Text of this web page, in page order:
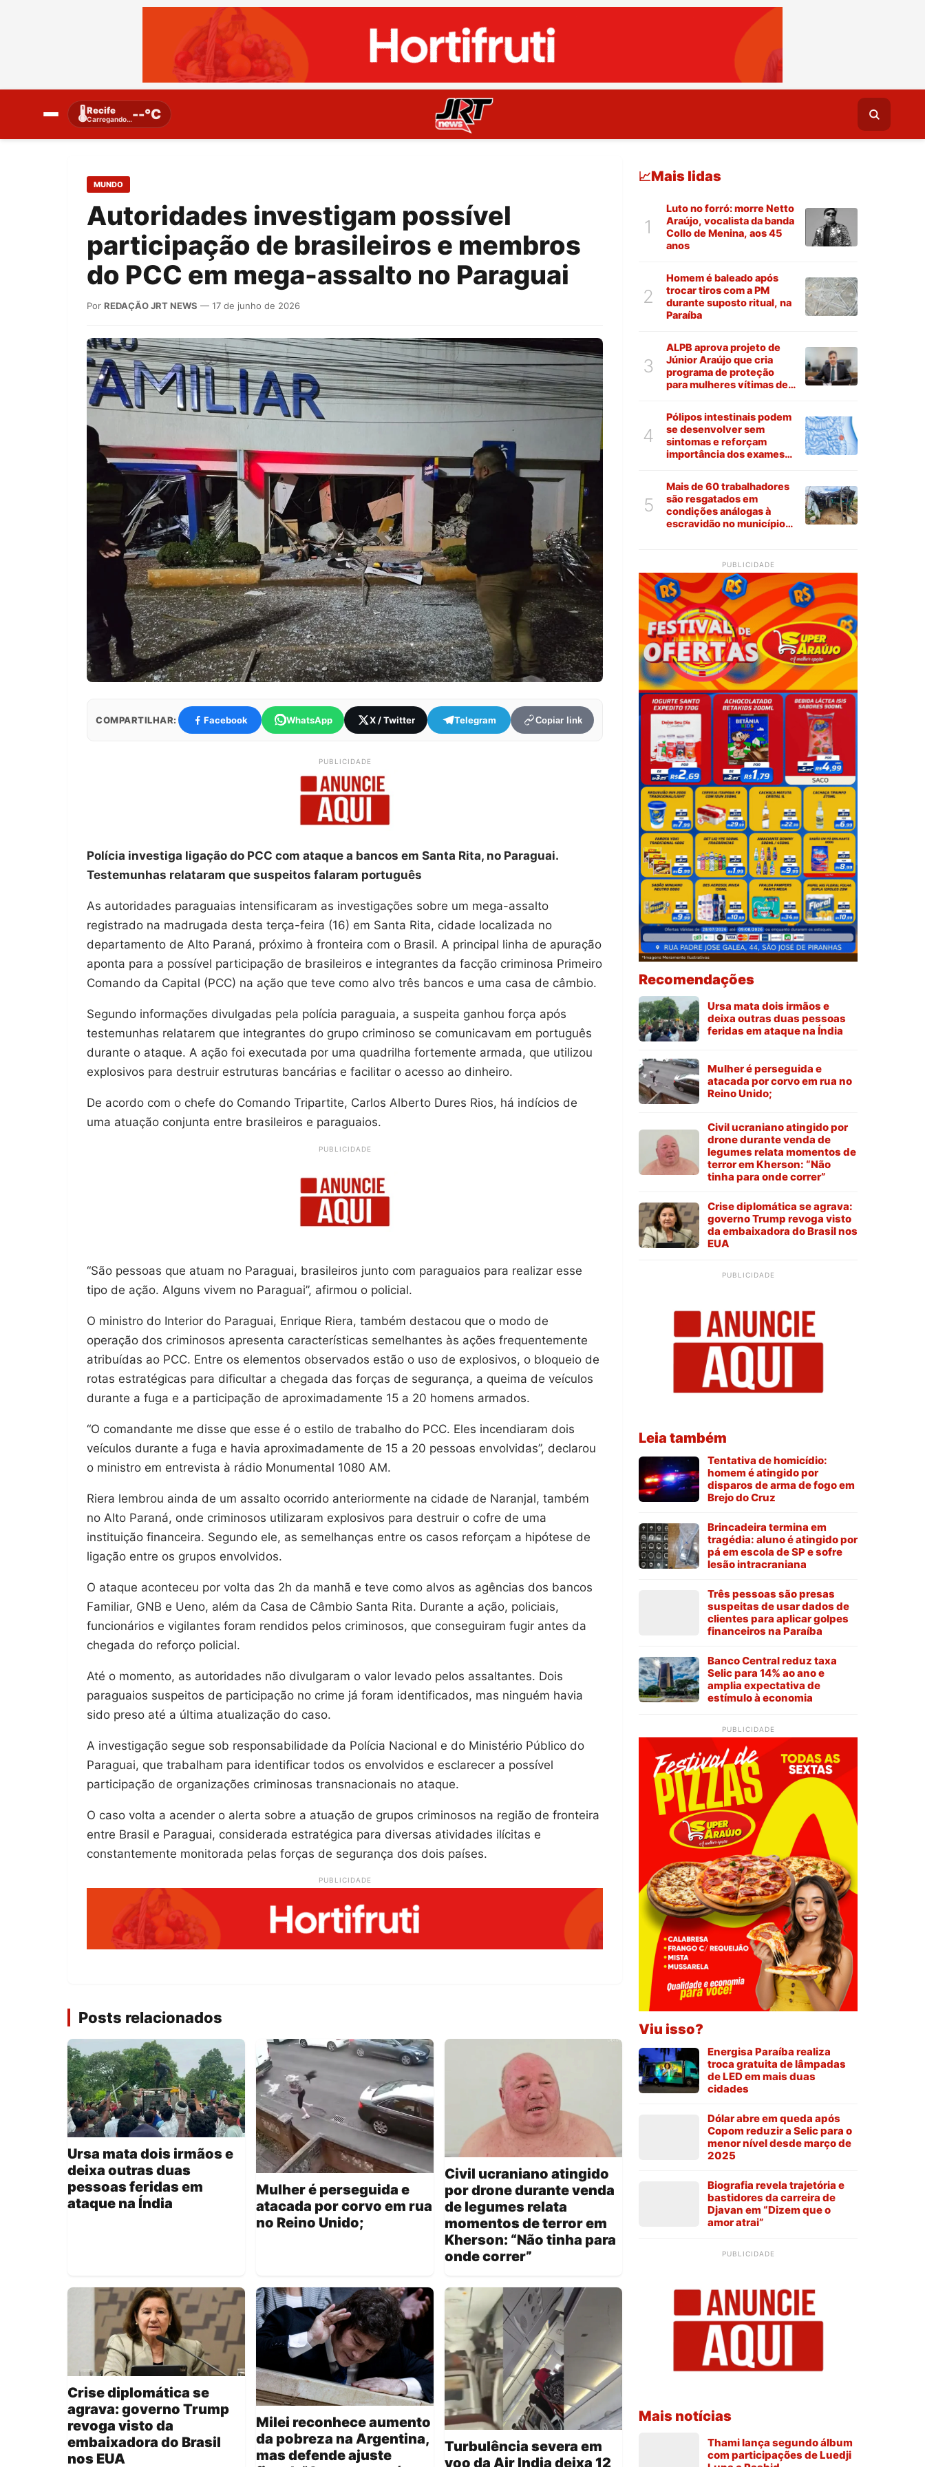
🌡️Recife
Carregando…--°C
MUNDO
Autoridades investigam possível
participação de brasileiros e membros
do PCC em mega-assalto no Paraguai
Por REDAÇÃO JRT NEWS — 17 de junho de 2026
COMPARTILHAR: Facebook WhatsApp X / Twitter Telegram Copiar link
PUBLICIDADE
Polícia investiga ligação do PCC com ataque a bancos em Santa Rita, no Paraguai.
Testemunhas relataram que suspeitos falaram português
As autoridades paraguaias intensificaram as investigações sobre um mega-assalto
registrado na madrugada desta terça-feira (16) em Santa Rita, cidade localizada no
departamento de Alto Paraná, próximo à fronteira com o Brasil. A principal linha de apuração
aponta para a possível participação de brasileiros e integrantes da facção criminosa Primeiro
Comando da Capital (PCC) na ação que teve como alvo três bancos e uma casa de câmbio.
Segundo informações divulgadas pela polícia paraguaia, a suspeita ganhou força após
testemunhas relatarem que integrantes do grupo criminoso se comunicavam em português
durante o ataque. A ação foi executada por uma quadrilha fortemente armada, que utilizou
explosivos para destruir estruturas bancárias e facilitar o acesso ao dinheiro.
De acordo com o chefe do Comando Tripartite, Carlos Alberto Dures Rios, há indícios de
uma atuação conjunta entre brasileiros e paraguaios.
PUBLICIDADE
“São pessoas que atuam no Paraguai, brasileiros junto com paraguaios para realizar esse
tipo de ação. Alguns vivem no Paraguai”, afirmou o policial.
O ministro do Interior do Paraguai, Enrique Riera, também destacou que o modo de
operação dos criminosos apresenta características semelhantes às ações frequentemente
atribuídas ao PCC. Entre os elementos observados estão o uso de explosivos, o bloqueio de
rotas estratégicas para dificultar a chegada das forças de segurança, a queima de veículos
durante a fuga e a participação de aproximadamente 15 a 20 homens armados.
“O comandante me disse que esse é o estilo de trabalho do PCC. Eles incendiaram dois
veículos durante a fuga e havia aproximadamente de 15 a 20 pessoas envolvidas”, declarou
o ministro em entrevista à rádio Monumental 1080 AM.
Riera lembrou ainda de um assalto ocorrido anteriormente na cidade de Naranjal, também
no Alto Paraná, onde criminosos utilizaram explosivos para destruir o cofre de uma
instituição financeira. Segundo ele, as semelhanças entre os casos reforçam a hipótese de
ligação entre os grupos envolvidos.
O ataque aconteceu por volta das 2h da manhã e teve como alvos as agências dos bancos
Familiar, GNB e Ueno, além da Casa de Câmbio Santa Rita. Durante a ação, policiais,
funcionários e vigilantes foram rendidos pelos criminosos, que conseguiram fugir antes da
chegada do reforço policial.
Até o momento, as autoridades não divulgaram o valor levado pelos assaltantes. Dois
paraguaios suspeitos de participação no crime já foram identificados, mas ninguém havia
sido preso até a última atualização do caso.
A investigação segue sob responsabilidade da Polícia Nacional e do Ministério Público do
Paraguai, que trabalham para identificar todos os envolvidos e esclarecer a possível
participação de organizações criminosas transnacionais no ataque.
O caso volta a acender o alerta sobre a atuação de grupos criminosos na região de fronteira
entre Brasil e Paraguai, considerada estratégica para diversas atividades ilícitas e
constantemente monitorada pelas forças de segurança dos dois países.
PUBLICIDADE
Posts relacionados
Ursa mata dois irmãos e
deixa outras duas
pessoas feridas em
ataque na Índia
Mulher é perseguida e
atacada por corvo em rua
no Reino Unido;
Civil ucraniano atingido
por drone durante venda
de legumes relata
momentos de terror em
Kherson: “Não tinha para
onde correr”
Crise diplomática se
agrava: governo Trump
revoga visto da
embaixadora do Brasil
nos EUA
Milei reconhece aumento
da pobreza na Argentina,
mas defende ajuste
Turbulência severa em
voo da Air India deixa 12
📈Mais lidas
1
Luto no forró: morre Netto
Araújo, vocalista da banda
Collo de Menina, aos 45
anos
2
Homem é baleado após
trocar tiros com a PM
durante suposto ritual, na
Paraíba
3
ALPB aprova projeto de
Júnior Araújo que cria
programa de proteção
para mulheres vítimas de
4
Pólipos intestinais podem
se desenvolver sem
sintomas e reforçam
importância dos exames
5
Mais de 60 trabalhadores
são resgatados em
condições análogas à
escravidão no município
PUBLICIDADE
Recomendações
Ursa mata dois irmãos e
deixa outras duas pessoas
feridas em ataque na Índia
Mulher é perseguida e
atacada por corvo em rua no
Reino Unido;
Civil ucraniano atingido por
drone durante venda de
legumes relata momentos de
terror em Kherson: “Não
tinha para onde correr”
Crise diplomática se agrava:
governo Trump revoga visto
da embaixadora do Brasil nos
EUA
PUBLICIDADE
Leia também
Tentativa de homicídio:
homem é atingido por
disparos de arma de fogo em
Brejo do Cruz
Brincadeira termina em
tragédia: aluno é atingido por
pá em escola de SP e sofre
lesão intracraniana
Três pessoas são presas
suspeitas de usar dados de
clientes para aplicar golpes
financeiros na Paraíba
Banco Central reduz taxa
Selic para 14% ao ano e
amplia expectativa de
estímulo à economia
PUBLICIDADE
Viu isso?
Energisa Paraíba realiza
troca gratuita de lâmpadas
de LED em mais duas
cidades
Dólar abre em queda após
Copom reduzir a Selic para o
menor nível desde março de
2025
Biografia revela trajetória e
bastidores da carreira de
Djavan em “Dizem que o
amor atrai”
PUBLICIDADE
Mais notícias
Thami lança segundo álbum
com participações de Luedji